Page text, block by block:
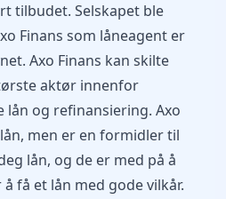
tilbudet. Selskapet ble
Finans som låneagent er
Axo Finans kan skilte
aktør innenfor
og refinansiering. Axo
men er en formidler til
lån, og de er med på å
få et lån med gode vilkår.